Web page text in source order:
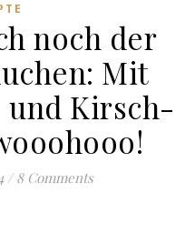
noch der
Mit
Kirsch-
/ 8 Comments